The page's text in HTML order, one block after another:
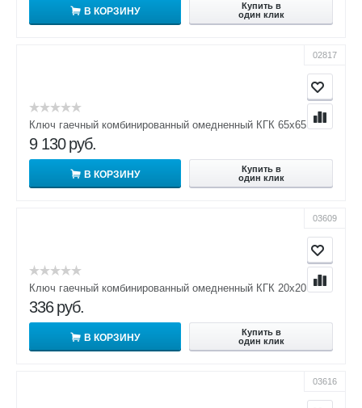
В КОРЗИНУ
Купить в
один клик
02817
Ключ гаечный комбинированный омедненный КГК 65х65
9 130 руб.
В КОРЗИНУ
Купить в
один клик
03609
Ключ гаечный комбинированный омедненный КГК 20х20
336 руб.
В КОРЗИНУ
Купить в
один клик
03616